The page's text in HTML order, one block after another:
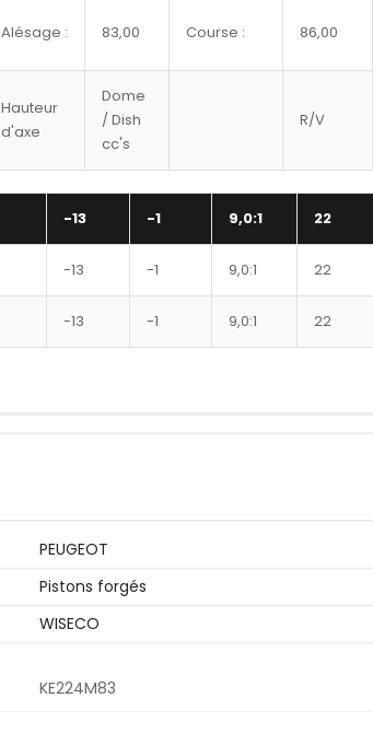
Alésage : 83,00 Course : 86,00
Hauteur
d'axe
Dome
/ Dish
cc's
R/V
-13 -1 9,0:1 22
-13 -1 9,0:1 22
-13 -1 9,0:1 22
PEUGEOT
Pistons forgés
WISECO
KE224M83